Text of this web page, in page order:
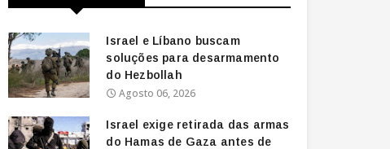
Israel e Líbano buscam
soluções para desarmamento
do Hezbollah
Agosto 06, 2026
Israel exige retirada das armas
do Hamas de Gaza antes de